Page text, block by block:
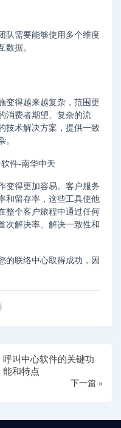
队需要能够使用多个维度
数据。
变得越来越复杂，范围更
消费者期望、复杂的流
技术解决方案，提供一致
。
变得更加容易。客户服务
和留存率，这些工具使他
整个客户旅程中通过任何
次解决率、解决一致性和
的联络中心取得成功，因
呼叫中心软件的关键功
能和特点
下一篇 »